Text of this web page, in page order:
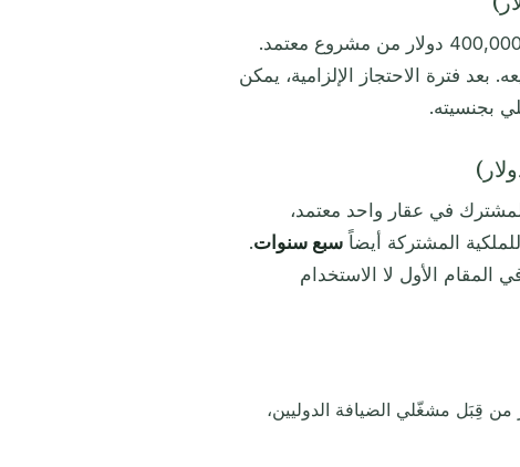
يشتري المستثمر في إطار هذا المسار عقاراً بقيمة لا تقل عن 400,000 دولار من مشروع معتمد.
بعد فترة الاحتجاز الإلزامية، يمكن
بجنسيته.
في عقار واحد معتمد،
سبع سنوات.
الأول لا الاستخدام
قِبَل مشغّلي الضيافة الدوليين،